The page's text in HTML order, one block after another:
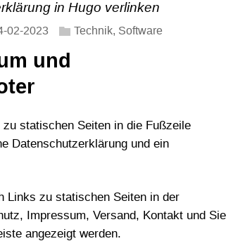
in Hugo verlinken
02-2023 Technik, Software
und
statischen Seiten in die Fußzeile
Datenschutzerklärung und ein
Links zu statischen Seiten in der
Impressum, Versand, Kontakt und Sie
angezeigt werden.